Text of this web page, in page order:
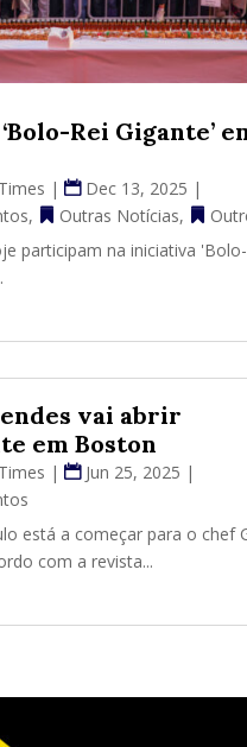
Rei Gigante’
| Dec 13, 2025 |
, Outras Notícias,
participam na iniciativa
vai abrir
em Boston
| Jun 25, 2025 |
está a começar para o chef
com a revista...